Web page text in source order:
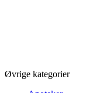
Øvrige kategorier